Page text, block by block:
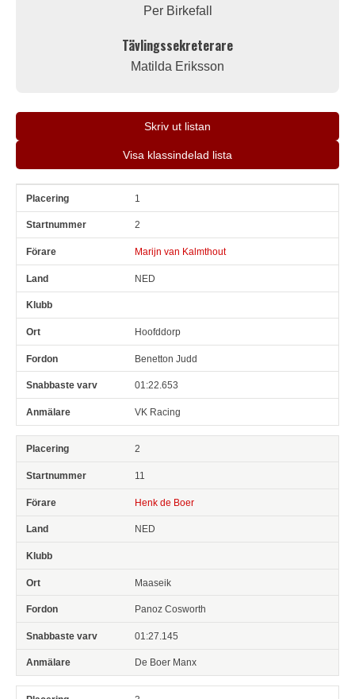
Per Birkefall
Tävlingssekreterare
Matilda Eriksson
Skriv ut listan
Visa klassindelad lista
Pl Snr 1
2
Marijn van Kalmthout
NED
Hoofddorp
Benetton Judd
01:22.653
VK Racing
2
11
Henk de Boer
NED
Maaseik
Panoz Cosworth
01:27.145
De Boer Manx